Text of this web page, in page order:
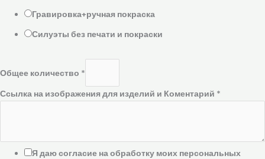
Гравировка+ручная покраска
Силуэты без печати и покраски
Общее количество *
Ссылка на изображения для изделий и Коментарий *
Я даю согласие на обработку моих персональных